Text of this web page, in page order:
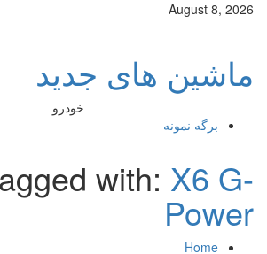
August 8, 2026
ماشین های جدید
خودرو
برگه نمونه
with:X6 G-
Power
Home